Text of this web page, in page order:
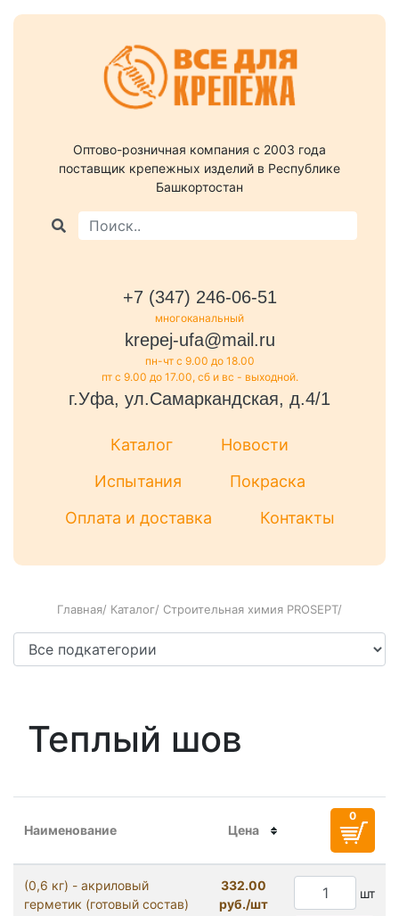
Оптово-розничная компания c 2003 года
поставщик крепежных изделий в Республике
Башкортостан
+7 (347) 246-06-51
многоканальный
krepej-ufa@mail.ru
пн-чт с 9.00 до 18.00
пт с 9.00 до 17.00, сб и вс - выходной.
г.Уфа, ул.Самаркандская, д.4/1
Каталог
Новости
Испытания
Покраска
Оплата и доставка
Контакты
Главная/ Каталог/ Строительная химия PROSEPT/
Теплый шов
Наименование Цена
(0,6 кг) - акриловый
герметик (готовый состав)
332.00
руб./шт
шт